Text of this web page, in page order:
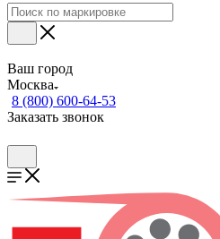
Ваш город
Москва
8 (800) 600-64-53
Заказать звонок